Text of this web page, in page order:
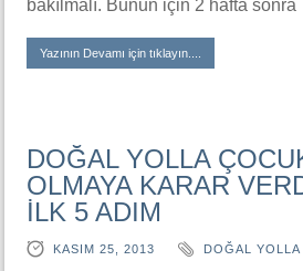
bakılmalı. Bunun için 2 hafta sonra
Yazının Devamı için tıklayın....
DOĞAL YOLLA
OLMAYA KARAR
İLK 5 ADIM
KASIM 25, 2013 DOĞAL